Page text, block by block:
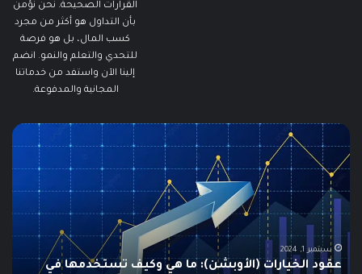
القرارات الصحيحة. نحن نؤمن
بأن التداول هو أكثر من مجرد
كسب المال، بل هو فرصة
للتحدي والتعلم والنمو. انضم
إلينا الآن واستفد من خدماتنا
المجانية والمدفوعة.
مطالبات
البطالة
في
الولايات
المتحدة
تنخفض
إلى
أدنى
مستوى
سبتمبر 19, 2024
مطالبات البطالة في الولايات المتحدة تنخفض إلى أدنى